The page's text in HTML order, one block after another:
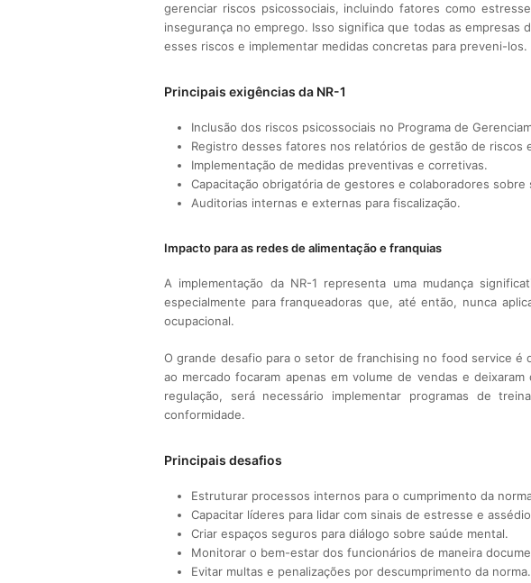
gerenciar riscos psicossociais, incluindo fatores como
insegurança no emprego. Isso significa que todas as empresas
esses riscos e implementar medidas concretas para preveni-los.
Principais exigências da NR-1
Inclusão dos riscos psicossociais no Programa de
Registro desses fatores nos relatórios de gestão de riscos
Implementação de medidas preventivas e corretivas.
Capacitação obrigatória de gestores e colaboradores
Auditorias internas e externas para fiscalização.
Impacto para as redes de alimentação e franquias
A implementação da NR-1 representa uma mudança
especialmente para franqueadoras que, até então, nunca
ocupacional.
O grande desafio para o setor de franchising no food service é
ao mercado focaram apenas em volume de vendas e
regulação, será necessário implementar programas de
conformidade.
Principais desafios
Estruturar processos internos para o cumprimento da
Capacitar líderes para lidar com sinais de estresse e
Criar espaços seguros para diálogo sobre saúde mental.
Monitorar o bem-estar dos funcionários de maneira
Evitar multas e penalizações por descumprimento da norma.